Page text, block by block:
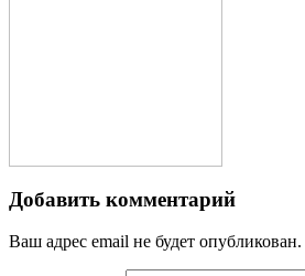
Добавить комментарий
Ваш адрес email не будет опубликован.